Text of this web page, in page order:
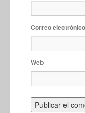
Correo electrónico
Web